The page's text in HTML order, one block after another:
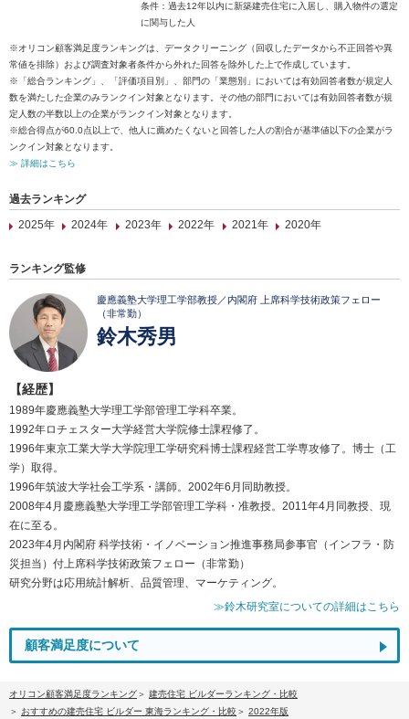
条件：過去12年以内に新築建売住宅に入居し、購入物件の選定
に関与した人
※オリコン顧客満足度ランキングは、データクリーニング（回収したデータから不正回答や異
常値を排除）および調査対象者条件から外れた回答を除外した上で作成しています。
※「総合ランキング」、「評価項目別」、部門の「業態別」においては有効回答者数が規定人
数を満たした企業のみランクイン対象となります。その他の部門においては有効回答者数が規
定人数の半数以上の企業がランクイン対象となります。
※総合得点が60.0点以上で、他人に薦めたくないと回答した人の割合が基準値以下の企業がラ
ンクイン対象となります。
≫ 詳細はこちら
過去ランキング
2025年
2024年 2023年 2022年 2021年 2020年
ランキング監修
慶應義塾大学理工学部教授／内閣府 上席科学技術政策フェロー
（非常勤）
鈴木秀男
【経歴】
1989年慶應義塾大学理工学部管理工学科卒業。
1992年ロチェスター大学経営大学院修士課程修了。
1996年東京工業大学大学院理工学研究科博士課程経営工学専攻修了。博士（工
学）取得。
1996年筑波大学社会工学系・講師。2002年6月同助教授。
2008年4月慶應義塾大学理工学部管理工学科・准教授。2011年4月同教授、現
在に至る。
2023年4月内閣府 科学技術・イノベーション推進事務局参事官（インフラ・防
災担当）付上席科学技術政策フェロー（非常勤）
研究分野は応用統計解析、品質管理、マーケティング。
≫鈴木研究室についての詳細はこちら
顧客満足度について
オリコン顧客満足度ランキング
建売住宅 ビルダーランキング・比較
おすすめの建売住宅 ビルダー 東海ランキング・比較
2022年版